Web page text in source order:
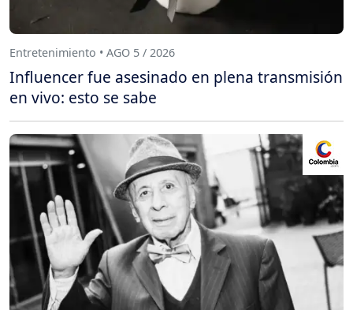
Entretenimiento • AGO 5 / 2026
Influencer fue asesinado en plena transmisión
en vivo: esto se sabe